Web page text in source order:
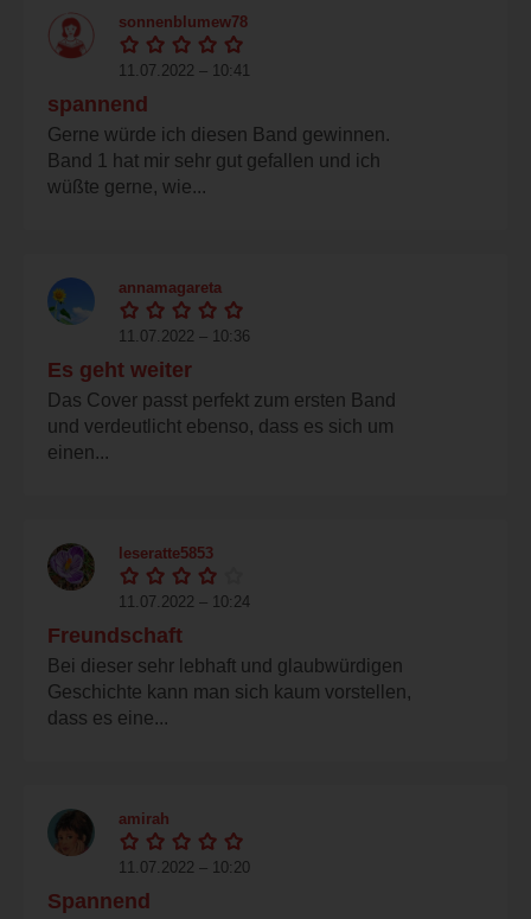
sonnenblumew78
11.07.2022 – 10:41
spannend
Gerne würde ich diesen Band gewinnen.
Band 1 hat mir sehr gut gefallen und ich
wüßte gerne, wie...
annamagareta
11.07.2022 – 10:36
Es geht weiter
Das Cover passt perfekt zum ersten Band
und verdeutlicht ebenso, dass es sich um
einen...
leseratte5853
11.07.2022 – 10:24
Freundschaft
Bei dieser sehr lebhaft und glaubwürdigen
Geschichte kann man sich kaum vorstellen,
dass es eine...
amirah
11.07.2022 – 10:20
Spannend